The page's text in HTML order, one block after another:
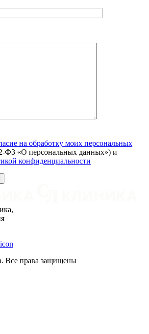
на обработку моих персональных
ФЗ «О персональных данных») и
конфиденциальности
Все права защищены